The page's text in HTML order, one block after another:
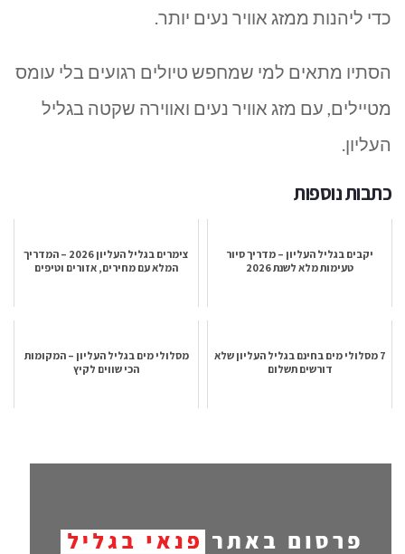
כדי ליהנות ממזג אוויר נעים יותר.
הסתיו מתאים למי שמחפש טיולים רגועים בלי עומס
מטיילים, עם מזג אוויר נעים ואווירה שקטה בגליל
העליון.
כתבות נוספות
יקבים בגליל העליון – מדריך סיור
טעימות מלא לשנת 2026
צימרים בגליל העליון 2026 – המדריך
המלא עם מחירים, אזורים וטיפים
7 מסלולי מים בחינם בגליל העליון שלא
דורשים תשלום
מסלולי מים בגליל העליון – המקומות
הכי שווים לקיץ